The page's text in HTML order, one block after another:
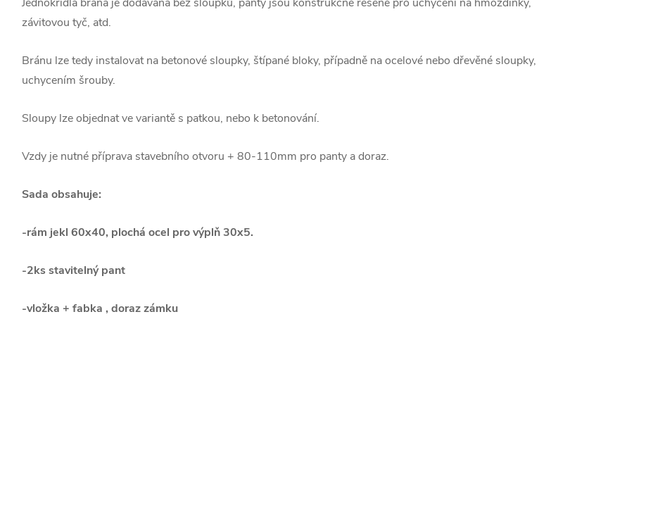
závitovou tyč, atd.
Bránu lze tedy instalovat na betonové sloupky, štípané bloky, případně na ocelové nebo dřevěné sloupky,
uchycením šrouby.
Sloupy lze objednat ve variantě s patkou, nebo k betonování.
Vzdy je nutné příprava stavebního otvoru + 80-110mm pro panty a doraz.
Sada obsahuje:
-rám jekl 60x40, plochá ocel pro výplň 30x5.
-2ks stavitelný pant
-vložka + fabka , doraz zámku